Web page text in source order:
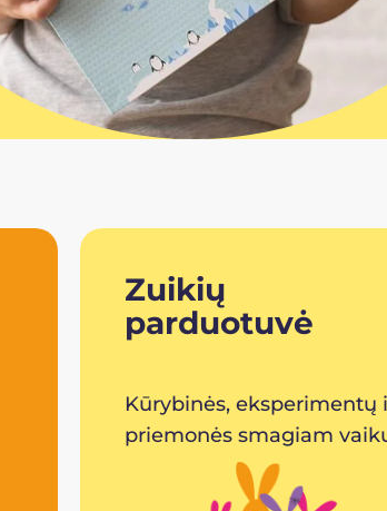
Zuikių
parduotuvė
Kūrybinės, eksperimentų
priemonės smagiam